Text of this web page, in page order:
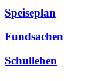
Speiseplan
Fundsachen
Schulleben